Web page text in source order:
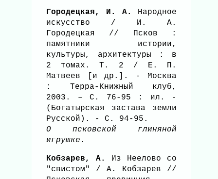
Городецкая, И. А.
Народное
искусство / И. А.
Городецкая // Псков :
памятники истории,
культуры, архитектуры : в
2 томах. Т. 2 / Е. П.
Матвеев [и др.]. - Москва
: Терра-Книжный клуб,
2003. – С. 76-95 : ил. -
(Богатырская застава земли
Русской). - С. 94-95.
О псковской глиняной
игрушке.
Кобзарев, А.
Из Неелово со
"свистом" / А. Кобзарев //